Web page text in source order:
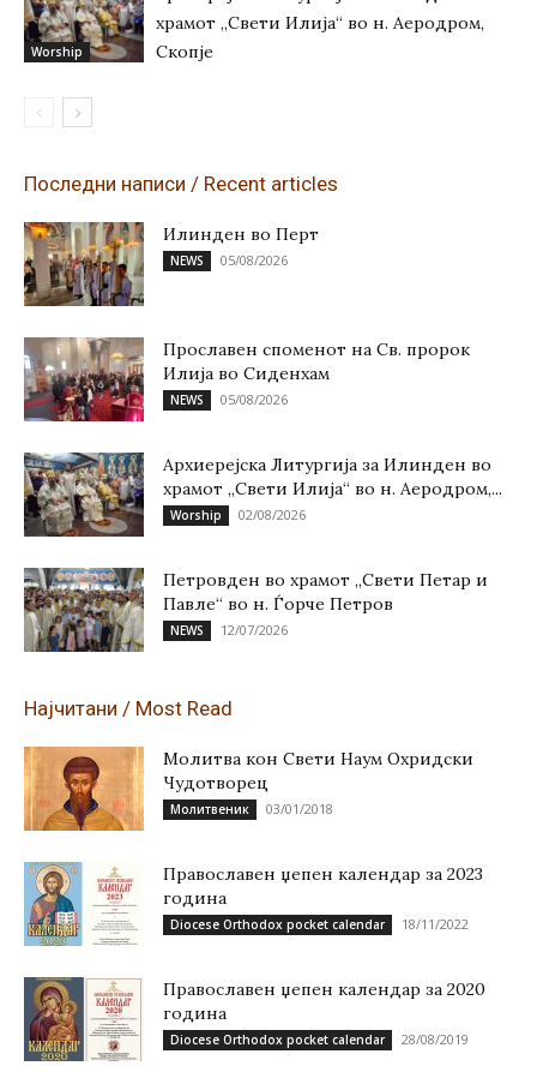
Worship
храмот „Свети Илија“ во н. Аеродром,
Скопје
Последни написи / Recent articles
Илинден во Перт
NEWS 05/08/2026
Прославен споменот на Св. пророк
Илија во Сиденхам
NEWS 05/08/2026
Архиерејска Литургија за Илинден во
храмот „Свети Илија“ во н. Аеродром,...
Worship 02/08/2026
Петровден во храмот „Свети Петар и
Павле“ во н. Ѓорче Петров
NEWS 12/07/2026
Најчитани / Most Read
Молитва кон Свети Наум Охридски
Чудотворец
Молитвеник 03/01/2018
Православен џепен календар за 2023
година
Diocese Orthodox pocket calendar 18/11/2022
Православен џепен календар за 2020
година
Diocese Orthodox pocket calendar 28/08/2019